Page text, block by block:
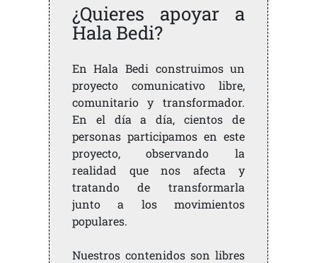
¿Quieres apoyar a
Hala Bedi?
En Hala Bedi construimos un
proyecto comunicativo libre,
comunitario y transformador.
En el día a día, cientos de
personas participamos en este
proyecto, observando la
realidad que nos afecta y
tratando de transformarla
junto a los movimientos
populares.
Nuestros contenidos son libres